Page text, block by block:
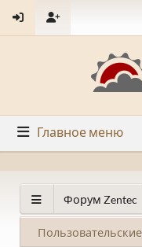
Главное меню
Форум Zentec